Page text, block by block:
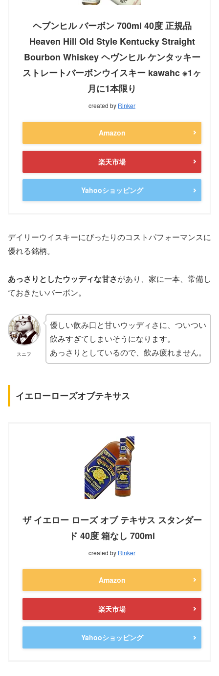
ヘブンヒル バーボン 700ml 40度 正規品
Heaven Hill Old Style Kentucky Straight
Bourbon Whiskey ヘヴンヒル ケンタッキー
ストレートバーボンウイスキー kawahc ※1ヶ
月に1本限り
created by Rinker
Amazon
楽天市場
Yahooショッピング
デイリーウイスキーにぴったりのコストパフォーマンスに
優れる銘柄。
あっさりとしたウッディな甘さがあり、家に一本、常備し
ておきたいバーボン。
スニフ
優しい飲み口と甘いウッディさに、ついつい
飲みすぎてしまいそうになります。
あっさりとしているので、飲み疲れません。
イエローローズオブテキサス
ザ イエロー ローズ オブ テキサス スタンダー
ド 40度 箱なし 700ml
created by Rinker
Amazon
楽天市場
Yahooショッピング